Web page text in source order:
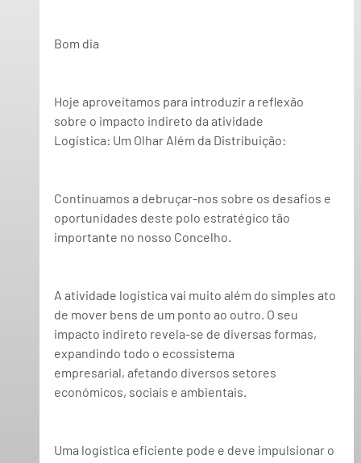
Bom dia
Hoje aproveitamos para introduzir a reflexão
sobre o impacto indireto da atividade
Logística: Um Olhar Além da Distribuição:
Continuamos a debruçar-nos sobre os desafios e
oportunidades deste polo estratégico tão
importante no nosso Concelho.
A atividade logística vai muito além do simples ato
de mover bens de um ponto ao outro. O seu
impacto indireto revela-se de diversas formas,
expandindo todo o ecossistema
empresarial, afetando diversos setores
económicos, sociais e ambientais.
Uma logística eficiente pode e deve impulsionar o